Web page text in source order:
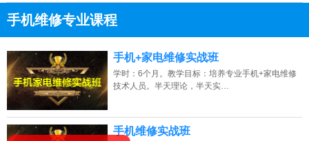
2026年8月8号_广东_潘同学（130****7145）报名:
2026年8月8号_山东_刘同学（157****0081）报名:【手机维修培训班】
2026年8月8号_陕西_代同学（186****6554）报名:
2026年8月8号_贵州_杨同学（139****6452）报名:
手机维修专业课程
点击免费咨询电话：13807313137
手机+家电维修实战班
学时：6个月。教学目标：培养专业手机+家电维修
技术人员。半天理论，半天实…
手机维修实战班